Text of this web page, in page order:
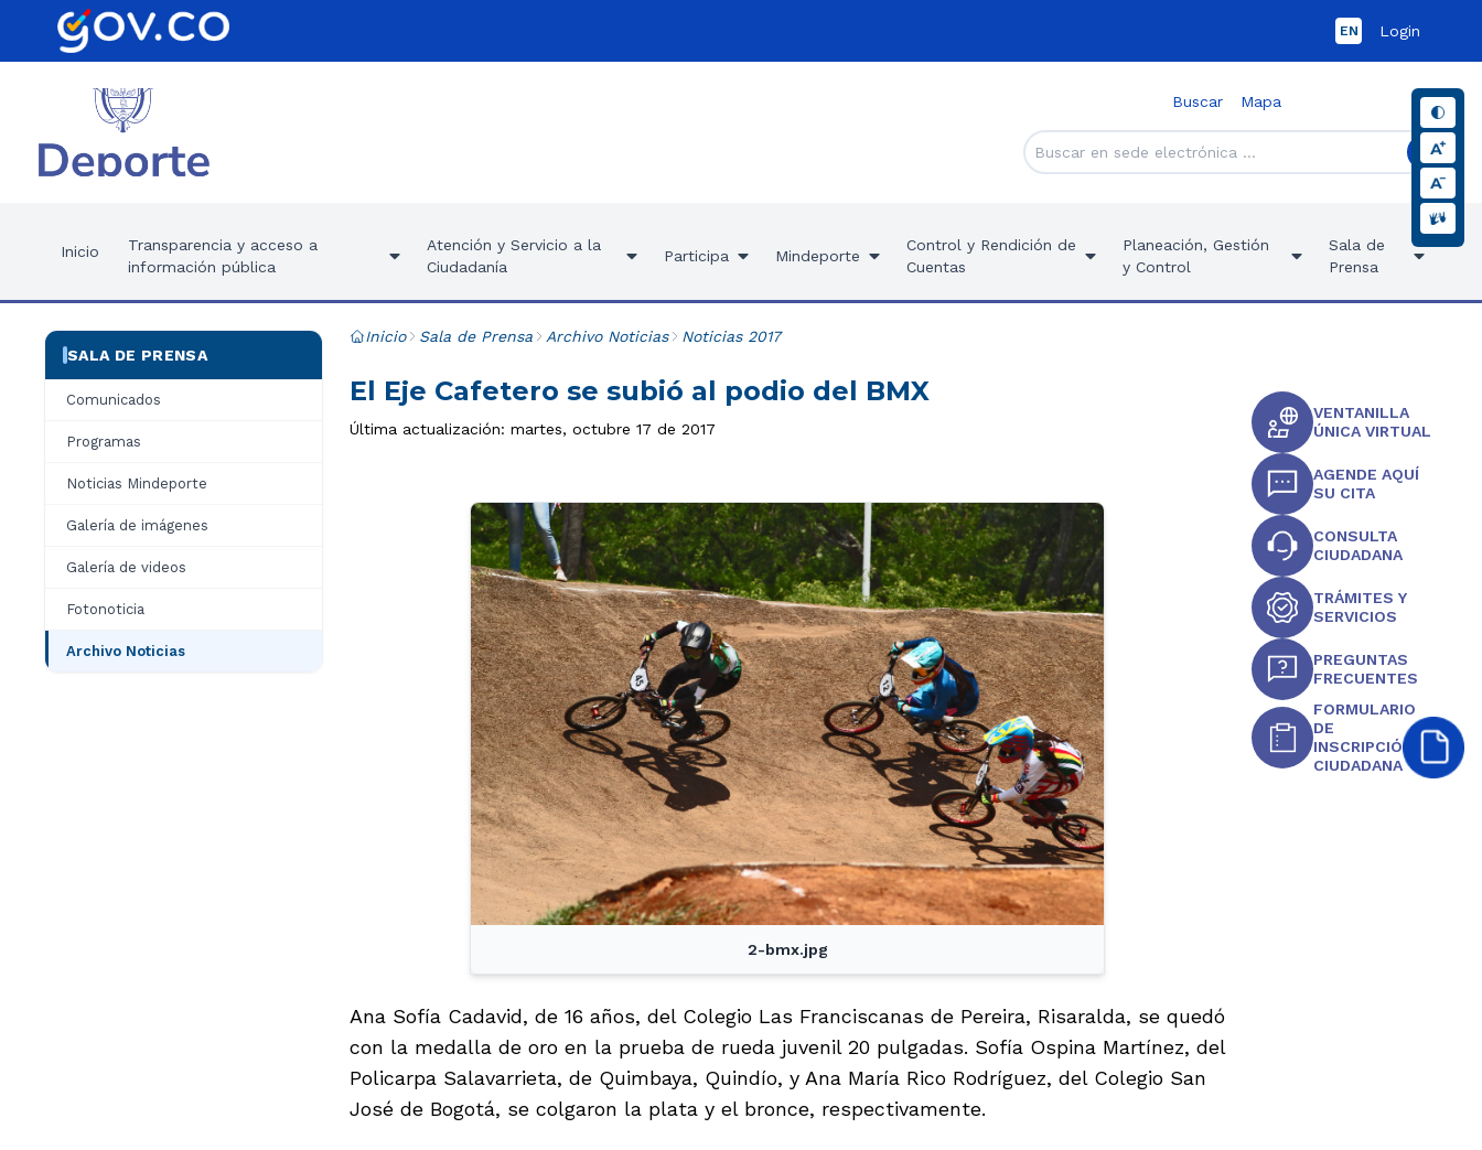
EN Login
Buscar Mapa
Inicio
Transparencia y acceso a
información pública
Atención y Servicio a la
Ciudadanía
Participa Mindeporte
Control y Rendición de
Cuentas
Planeación, Gestión
y Control
Sala de
Prensa
SALA DE PRENSA
Comunicados
Programas
Noticias Mindeporte
Galería de imágenes
Galería de videos
Fotonoticia
Archivo Noticias
Inicio Sala de Prensa Archivo Noticias Noticias 2017
El Eje Cafetero se subió al podio del BMX
Última actualización: martes, octubre 17 de 2017
2-bmx.jpg
Ana Sofía Cadavid, de 16 años, del Colegio Las Franciscanas de Pereira, Risaralda, se quedó
con la medalla de oro en la prueba de rueda juvenil 20 pulgadas. Sofía Ospina Martínez, del
Policarpa Salavarrieta, de Quimbaya, Quindío, y Ana María Rico Rodríguez, del Colegio San
José de Bogotá, se colgaron la plata y el bronce, respectivamente.
VENTANILLA
ÚNICA VIRTUAL
AGENDE AQUÍ
SU CITA
CONSULTA
CIUDADANA
TRÁMITES Y
SERVICIOS
PREGUNTAS
FRECUENTES
FORMULARIO
DE
INSCRIPCIÓN
CIUDADANA